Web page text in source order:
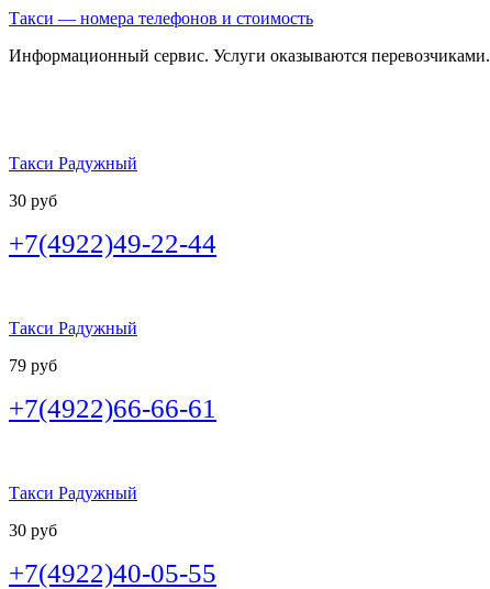
Такси — номера телефонов и стоимость
Информационный сервис. Услуги оказываются перевозчиками.
Такси Радужный
30 руб
+7(4922)49-22-44
Такси Радужный
79 руб
+7(4922)66-66-61
Такси Радужный
30 руб
+7(4922)40-05-55